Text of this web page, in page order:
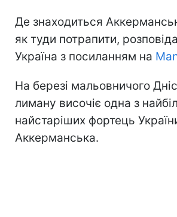
Де знаходиться
як туди потрапити,
Україна з посиланням на
На березі мальовничого
лиману височіє одна з
найстаріших фортець
Аккерманська.